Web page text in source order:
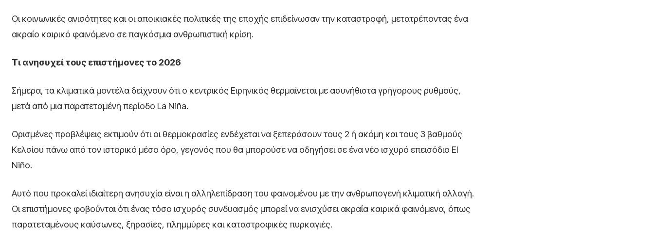
Οι κοινωνικές ανισότητες και οι αποικιακές πολιτικές της εποχής επιδείνωσαν την καταστροφή, μετατρέποντας ένα
ακραίο καιρικό φαινόμενο σε παγκόσμια ανθρωπιστική κρίση.
Τι ανησυχεί τους επιστήμονες το 2026
Σήμερα, τα κλιματικά μοντέλα δείχνουν ότι ο κεντρικός Ειρηνικός θερμαίνεται με ασυνήθιστα γρήγορους ρυθμούς,
μετά από μια παρατεταμένη περίοδο La Niña.
Ορισμένες προβλέψεις εκτιμούν ότι οι θερμοκρασίες ενδέχεται να ξεπεράσουν τους 2 ή ακόμη και τους 3 βαθμούς
Κελσίου πάνω από τον ιστορικό μέσο όρο, γεγονός που θα μπορούσε να οδηγήσει σε ένα νέο ισχυρό επεισόδιο El
Niño.
Αυτό που προκαλεί ιδιαίτερη ανησυχία είναι η αλληλεπίδραση του φαινομένου με την ανθρωπογενή κλιματική αλλαγή.
Οι επιστήμονες φοβούνται ότι ένας τόσο ισχυρός συνδυασμός μπορεί να ενισχύσει ακραία καιρικά φαινόμενα, όπως
παρατεταμένους καύσωνες, ξηρασίες, πλημμύρες και καταστροφικές πυρκαγιές.